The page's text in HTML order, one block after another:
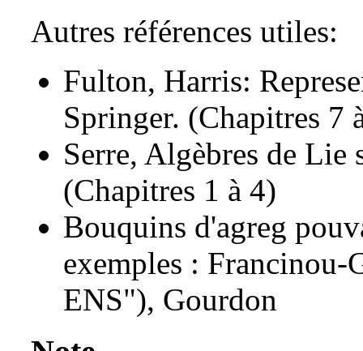
Autres références utiles:
Fulton, Harris:
Springer. (Chapitres 7
Serre, Algèbres de Lie
(Chapitres 1 à 4)
Bouquins d'agreg
exemples :
ENS"), Gourdon